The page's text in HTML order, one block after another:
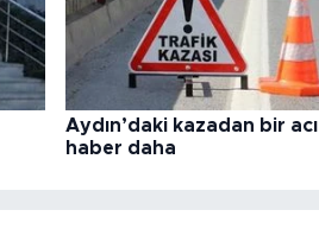
Aydın’daki kazadan bir acı
haber daha